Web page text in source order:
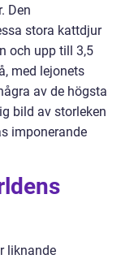
Den
stora kattdjur
och upp till 3,5
med lejonets
av de högsta
bild av storleken
imponerande
liknande